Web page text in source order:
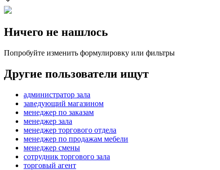
Ничего не нашлось
Попробуйте изменить формулировку или фильтры
Другие пользователи ищут
администратор зала
заведующий магазином
менеджер по заказам
менеджер зала
менеджер торгового отдела
менеджер по продажам мебели
менеджер смены
сотрудник торгового зала
торговый агент